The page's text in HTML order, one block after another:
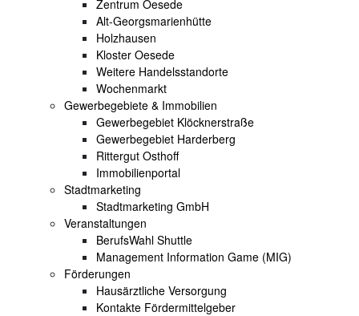
Zentrum Oesede
Alt-Georgsmarienhütte
Holzhausen
Kloster Oesede
Weitere Handelsstandorte
Wochenmarkt
Gewerbegebiete & Immobilien
Gewerbegebiet Klöcknerstraße
Gewerbegebiet Harderberg
Rittergut Osthoff
Immobilienportal
Stadtmarketing
Stadtmarketing GmbH
Veranstaltungen
BerufsWahl Shuttle
Management Information Game (MIG)
Förderungen
Hausärztliche Versorgung
Kontakte Fördermittelgeber